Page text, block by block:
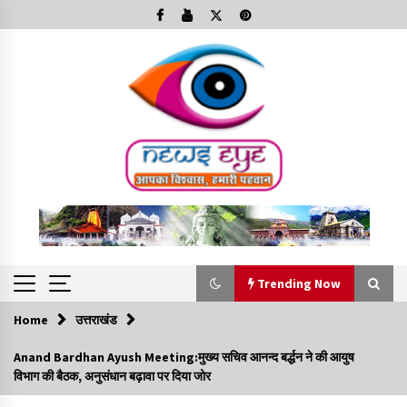
to
Trending Now
Trending Now
Minorities Rights Day : विश्व अल्पसंख्यक अधिकार दिवस
कार्यक्रम में शामिल हुए सीएम,आधुनिक मदरसों का नाम अब्दुल कलाम के नाम
Home उत्तराखंड
Anand Bardhan Ayush Meeting:मुख्य सचिव आनन्द बर्द्धन ने की आयुष
विभाग की बैठक, अनुसंधान बढ़ावा पर दिया जोर